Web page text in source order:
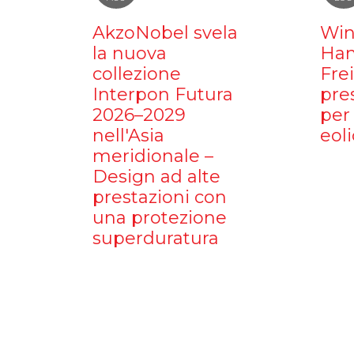
AkzoNobel svela
la nuova
collezione
Interpon Futura
2026–2029
nell'Asia
meridionale –
Design ad alte
prestazioni con
una protezione
superduratura